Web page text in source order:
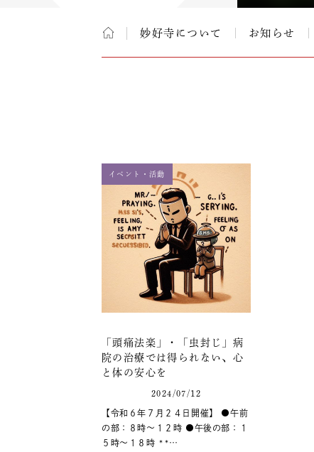
妙好寺について お知らせ
イベント・活動
「頭痛法楽」・「虫封じ」病
院の治療では得られない、心
と体の安心を
2024/07/12
【令和６年７月２４日開催】 ●午前
の部：８時～１２時 ●午後の部：１
５時～１８時 **…